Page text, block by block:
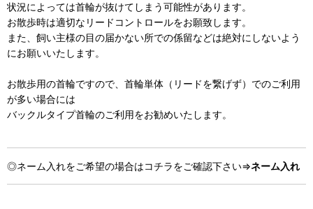
状況によっては首輪が抜けてしまう可能性があります。
お散歩時は適切なリードコントロールをお願致します。
また、飼い主様の目の届かない所での係留などは絶対にしないよう
にお願いいたします。
お散歩用の首輪ですので、首輪単体（リードを繋げず）でのご利用
が多い場合には
バックルタイプ首輪のご利用をお勧めいたします。
◎ネーム入れをご希望の場合はコチラをご確認下さい⇒ネーム入れ